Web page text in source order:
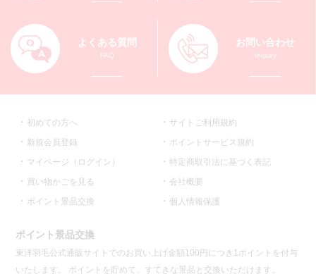
よくある質問
FAQ
お問い合わせ
Inquiry
初めての方へ
新規会員登録
マイページ（ログイン）
買い物かごを見る
ポイント景品交換
サイトご利用規約
ポイントサービス規約
特定商取引法に基づく表記
会社概要
個人情報保護
ポイント景品交換
東洋羽毛公式通販サイトでのお買い上げ金額100円につき1ポイントを付与
いたします。 ポイントを貯めて、すてきな景品と交換いただけます。